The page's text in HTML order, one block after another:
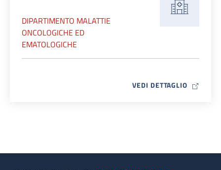
DIPARTIMENTO MALATTIE
ONCOLOGICHE ED
EMATOLOGICHE
VEDI DETTAGLIO MAP ICON